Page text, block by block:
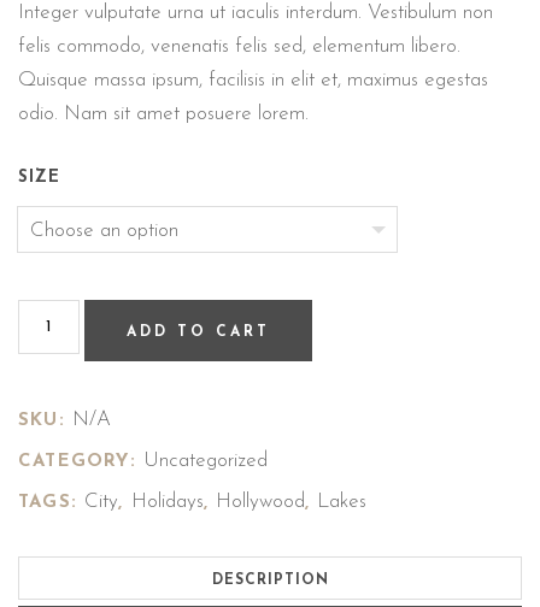
Integer vulputate urna ut iaculis interdum. Vestibulum non
felis commodo, venenatis felis sed, elementum libero.
Quisque massa ipsum, facilisis in elit et, maximus egestas
odio. Nam sit amet posuere lorem.
SIZE
ADD TO CART
SKU: N/A
CATEGORY: Uncategorized
TAGS: City, Holidays, Hollywood , Lakes
DESCRIPTION